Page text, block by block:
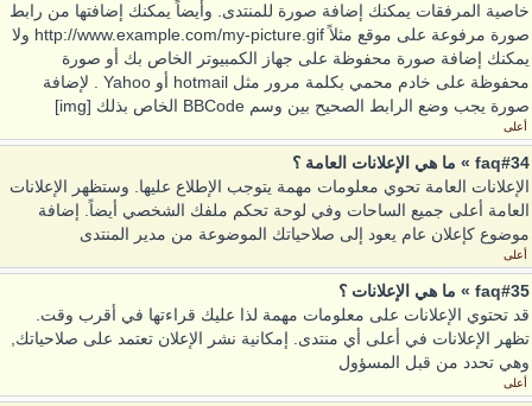
خاصية المرفقات يمكنك إضافة صورة للمنتدى. وأيضاً يمكنك إضافتها من رابط
صورة مرفوعة على موقع مثلاً http://www.example.com/my-picture.gif ولا
يمكنك إضافة صورة محفوظة على جهاز الكمبيوتر الخاص بك أو صورة
محفوظة على خادم محمي بكلمة مرور مثل hotmail أو Yahoo . لإضافة
صورة يجب وضع الرابط الصحيح بين وسم BBCode الخاص بذلك [img]
أعلى
faq#34 » ما هي الإعلانات العامة ؟
الإعلانات العامة تحوي معلومات مهمة يتوجب الإطلاع عليها. وستظهر الإعلانات
العامة أعلى جميع الساحات وفي لوحة تحكم ملفك الشخصي أيضاً. إضافة
موضوع كإعلان عام يعود إلى صلاحياتك الموضوعة من مدير المنتدى
أعلى
faq#35 » ما هي الإعلانات ؟
قد تحتوي الإعلانات على معلومات مهمة لذا عليك قراءتها في أقرب وقت.
تظهر الإعلانات في أعلى أي منتدى. إمكانية نشر الإعلان تعتمد على صلاحياتك,
وهي تحدد من قبل المسؤول
أعلى